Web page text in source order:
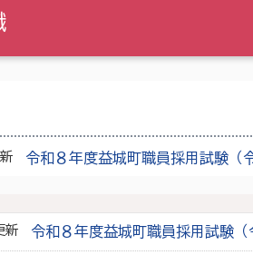
令和８年度益城町職員採用試験（
新 令和８年度益城町職員採用試験（